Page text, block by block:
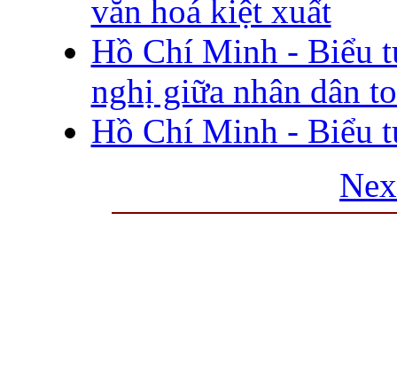
văn hoá kiệt xuất
Hồ Chí Minh - Biểu
nghị giữa nhân dân
Hồ Chí Minh - Biểu